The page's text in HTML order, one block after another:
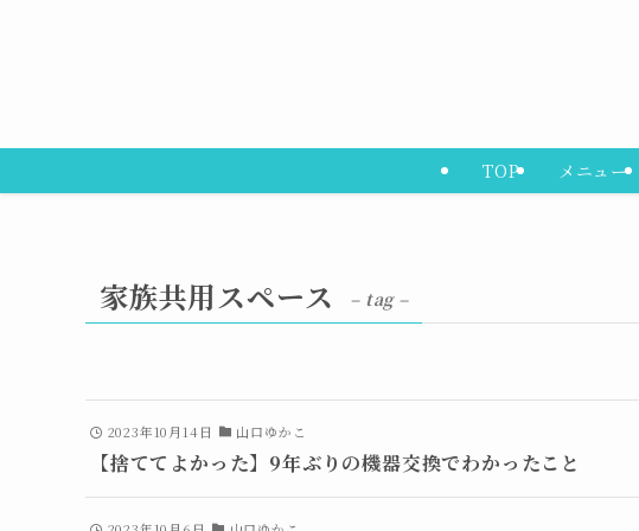
TOP メニュー
家族共用スペース – tag –
2023年10月14日 山口ゆかこ
【捨ててよかった】9年ぶりの機器交換でわかったこと